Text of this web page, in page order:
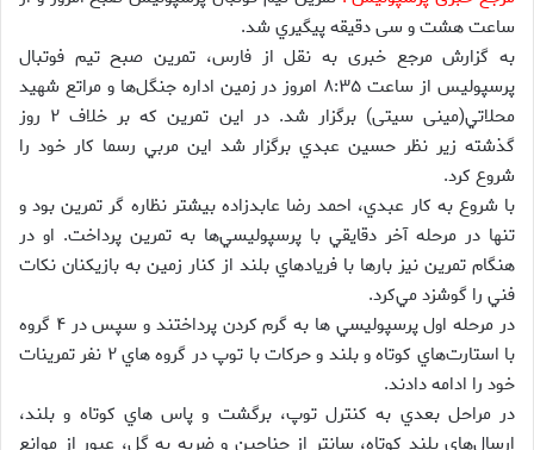
ساعت هشت و سی دقیقه پيگيري شد.
به گزارش مرجع خبری به نقل از فارس، تمرين صبح تيم فوتبال
پرسپوليس از ساعت ۸:۳۵ امروز در زمين اداره جنگل‌ها و مراتع شهيد
محلاتي(مینی سیتی) برگزار شد. در اين تمرين كه بر خلاف ۲ روز
گذشته زير نظر حسين عبدي برگزار شد اين مربي رسما كار خود را
شروع كرد.
با شروع به كار عبدي، احمد رضا عابدزاده بيشتر نظاره گر تمرين بود و
تنها در مرحله آخر دقايقي با پرسپوليسي‌ها به تمرين پرداخت. او در
هنگام تمرين نيز بارها با فريادهاي بلند از كنار زمين به بازيكنان نكات
فني را گوشزد مي‌كرد.
در مرحله اول پرسپوليسي ها به گرم كردن پرداختند و سپس در ۴ گروه
با استارت‌هاي كوتاه و بلند و حركات با توپ در گروه هاي ۲ نفر تمرينات
خود را ادامه دادند.
در مراحل بعدي به كنترل توپ، برگشت و پاس هاي كوتاه و بلند،
ارسال‌‌هاي بلند كوتاه، سانتر از جناحين و ضربه به گل، عبور از موانع